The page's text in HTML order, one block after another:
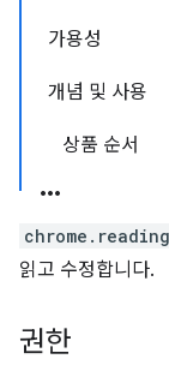
가용성
개념 및 사용
상품 순서
읽고 수정합니다.
권한